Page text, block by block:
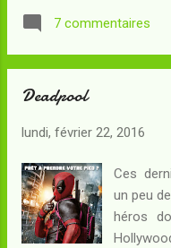
un futur
selon un
La
flottes
corps
direct
7 commentaires
Deadpool
lundi, février 22, 2016
Ces
un peu
héros